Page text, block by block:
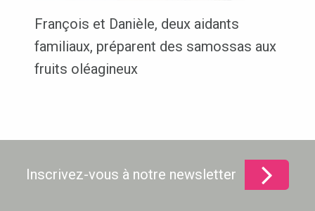
François et Danièle, deux aidants
familiaux, préparent des samossas aux
fruits oléagineux
Inscrivez-vous à notre newsletter